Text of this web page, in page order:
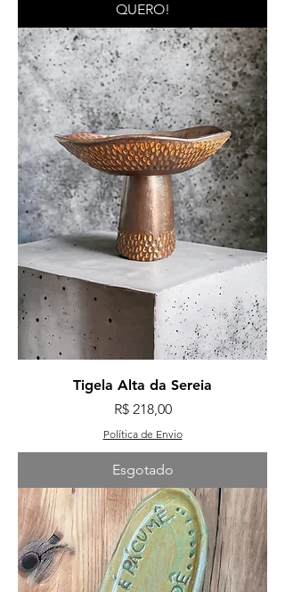
QUERO!
Tigela Alta da Sereia
Preço
R$ 218,00
Política de Envio
Esgotado